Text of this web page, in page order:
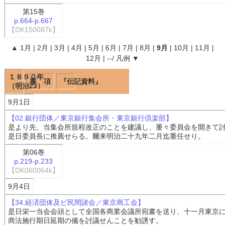
第15巻
p.664-p.667
【DK150087k】
▲ 1月 | 2月 | 3月 | 4月 | 5月 | 6月 | 7月 | 8月 | 9月 | 10月 | 11月 |
12月 | --/ 凡例 ▼
１８９０年
（明治23）
事 項 『伝記資料』
9月1日
【02.銀行団体／東京銀行集会所・東京銀行倶楽部】
是より先、当集会所規程改正のことを建議し、屡々委員会を開きて
是日委員長に推薦せらる。爾来明治二十九年二月迄重任せり。
第06巻
p.219-p.233
【DK060064k】
9月4日
【34.経済団体及ビ民間諸会／東京商工会】
是日栄一当会会頭として全国各商業会議所宛書を送り、十一月東京
商法施行期日延期の儀を討議せんことを勧誘す。